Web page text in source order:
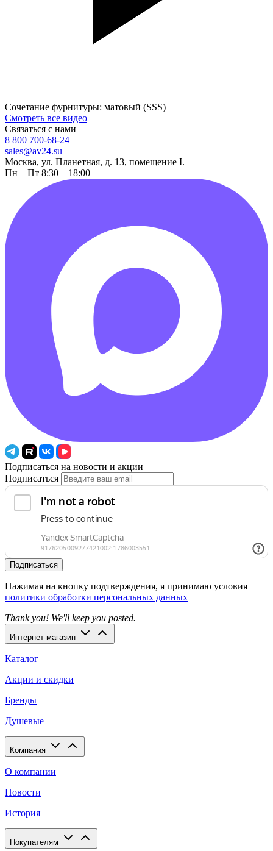
Сочетание фурнитуры: матовый (SSS)
Смотреть все видео
Связаться с нами
8 800 700-68-24
sales@av24.su
Москва, ул. Планетная, д. 13, помещение I.
Пн—Пт 8:30 – 18:00
Подписаться на новости и акции
Подписаться
Подписаться
Нажимая на кнопку подтверждения, я принимаю условия
политики обработки персональных данных
Thank you! We'll keep you posted.
Интернет-магазин
Каталог
Акции и скидки
Бренды
Душевые
Компания
О компании
Новости
История
Покупателям